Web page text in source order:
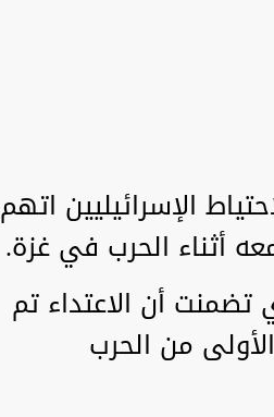
الإسرائيليين اتهم
أثناء الحرب في غزة.
تضمنت أن الاعتداء تم
من الحرب